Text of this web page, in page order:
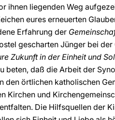
ihnen liegenden Weg
eures erneuerten
Erfahrung der
gescharten Jünger bei
Zukunft in der Einheit und
beten, daß die Arbeit der
den örtlichen katholischen
Kirchen und
Die Hilfsquellen der